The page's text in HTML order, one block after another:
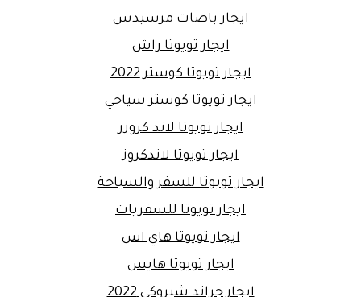
ايجار باصات مرسيدس
ايجار تويوتا راش
ايجار تويوتا كوستر 2022
ايجار تويوتا كوستر سياحي
ايجار تويوتا لاند كروزر
ايجار تويوتا لاندكروز
ايجار تويوتا للسفر والسياحة
ايجار تويوتا للسفريات
ايجار تويوتا هاي اس
ايجار تويوتا هايس
ايجار جراند شيروكي 2022